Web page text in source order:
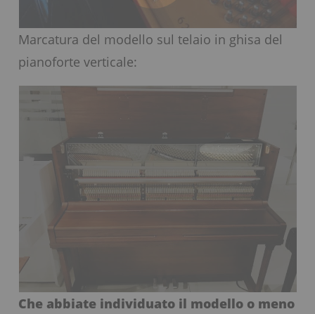
Marcatura del modello sul telaio in ghisa del
pianoforte verticale:
Che abbiate individuato il modello o meno